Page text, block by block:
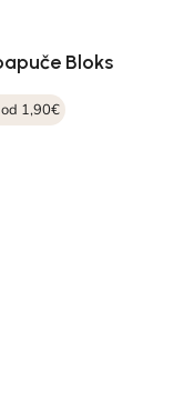
Bloks
1,90€